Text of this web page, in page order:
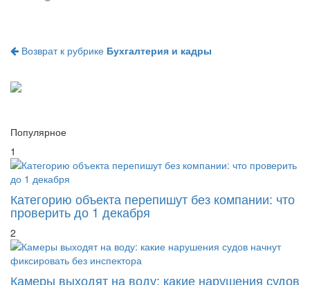
Возврат к рубрике Бухгалтерия и кадры
Популярное
1
Категорию объекта перепишут без компании: что
проверить до 1 декабря
2
Камеры выходят на воду: какие нарушения судов